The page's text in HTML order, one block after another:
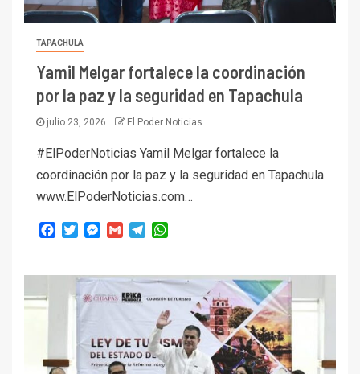
TAPACHULA
Yamil Melgar fortalece la coordinación
por la paz y la seguridad en Tapachula
julio 23, 2026 El Poder Noticias
#ElPoderNoticias Yamil Melgar fortalece la
coordinación por la paz y la seguridad en Tapachula
www.ElPoderNoticias.com…
Facebook
TwitterMessenger
Gmail Telegram